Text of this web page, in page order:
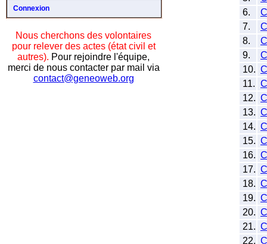
Connexion
Nous cherchons des volontaires
pour relever des actes (état civil et
autres). Pour rejoindre l'équipe,
merci de nous contacter par mail via
contact@geneoweb.org
6.
7.
8.
9.
10.
11.
12.
13.
14.
15.
16.
17.
18.
19.
20.
21.
22.